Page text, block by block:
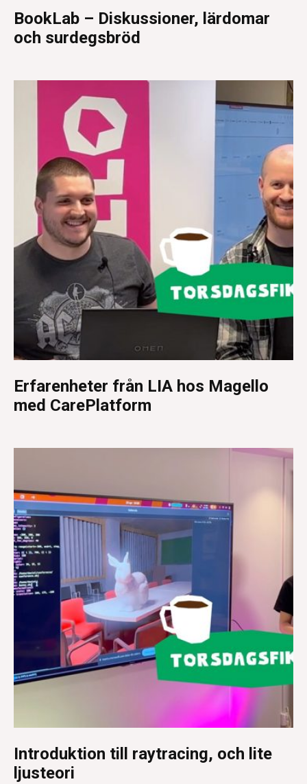
BookLab – Diskussioner, lärdomar
och surdegsbröd
Erfarenheter från LIA hos Magello
med CarePlatform
Introduktion till raytracing, och lite
ljusteori